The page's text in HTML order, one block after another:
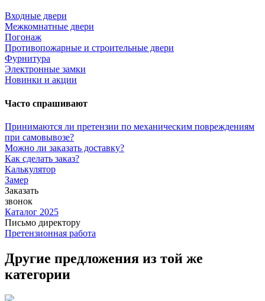
Входные двери
Межкомнатные двери
Погонаж
Противопожарные и строительные двери
Фурнитура
Электронные замки
Новинки и акции
Часто спрашивают
Принимаются ли претензии по механическим повреждениям
при самовывозе?
Можно ли заказать доставку?
Как сделать заказ?
Калькулятор
Замер
Заказать
звонок
Каталог 2025
Письмо директору
Претензионная работа
Другие предложения из той же
категории